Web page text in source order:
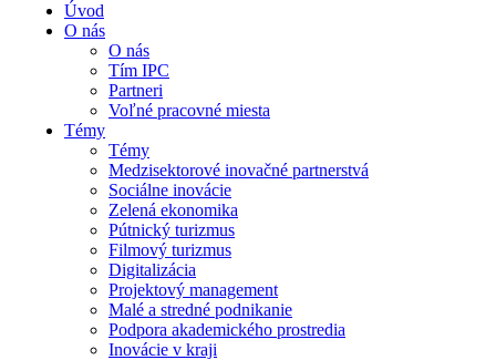
Úvod
O nás
O nás
Tím IPC
Partneri
Voľné pracovné miesta
Témy
Témy
Medzisektorové inovačné partnerstvá
Sociálne inovácie
Zelená ekonomika
Pútnický turizmus
Filmový turizmus
Digitalizácia
Projektový management
Malé a stredné podnikanie
Podpora akademického prostredia
Inovácie v kraji